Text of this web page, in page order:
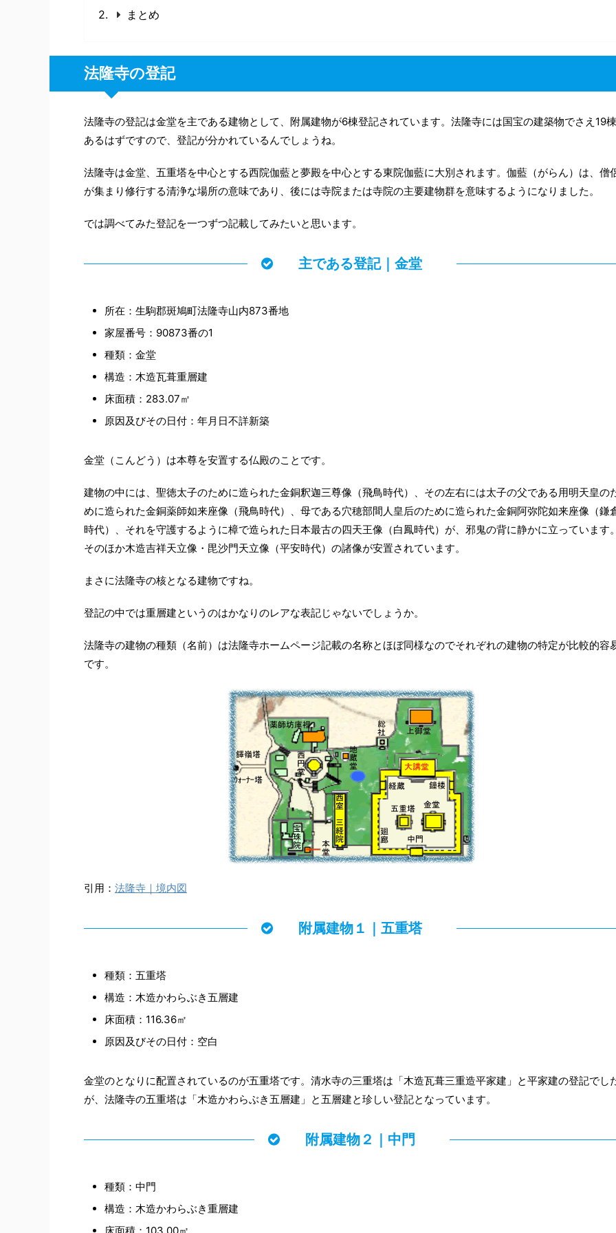
まとめ
法隆寺の登記
法隆寺の登記は金堂を主である建物として、附属建物が6棟登記されています。法隆寺には国宝の建築物でさえ19棟
あるはずですので、登記が分かれているんでしょうね。
法隆寺は金堂、五重塔を中心とする西院伽藍と夢殿を中心とする東院伽藍に大別されます。伽藍（がらん）は、僧
が集まり修行する清浄な場所の意味であり、後には寺院または寺院の主要建物群を意味するようになりました。
では調べてみた登記を一つずつ記載してみたいと思います。
主である登記｜金堂
所在：生駒郡斑鳩町法隆寺山内873番地
家屋番号：90873番の1
種類：金堂
構造：木造瓦葺重層建
床面積：283.07㎡
原因及びその日付：年月日不詳新築
金堂（こんどう）は本尊を安置する仏殿のことです。
建物の中には、聖徳太子のために造られた金銅釈迦三尊像（飛鳥時代）、その左右には太子の父である用明天皇の
めに造られた金銅薬師如来座像（飛鳥時代）、母である穴穂部間人皇后のために造られた金銅阿弥陀如来座像（鎌
時代）、それを守護するように樟で造られた日本最古の四天王像（白鳳時代）が、邪鬼の背に静かに立っています
そのほか木造吉祥天立像・毘沙門天立像（平安時代）の諸像が安置されています。
まさに法隆寺の核となる建物ですね。
登記の中では重層建というのはかなりのレアな表記じゃないでしょうか。
法隆寺の建物の種類（名前）は法隆寺ホームページ記載の名称とほぼ同様なのでそれぞれの建物の特定が比較的容
です。
引用： 法隆寺｜境内図
附属建物１｜五重塔
種類：五重塔
構造：木造かわらぶき五層建
床面積：116.36㎡
原因及びその日付：空白
金堂のとなりに配置されているのが五重塔です。清水寺の三重塔は「木造瓦葺三重造平家建」と平家建の登記でし
が、法隆寺の五重塔は「木造かわらぶき五層建」と五層建と珍しい登記となっています。
附属建物２｜中門
種類：中門
構造：木造かわらぶき重層建